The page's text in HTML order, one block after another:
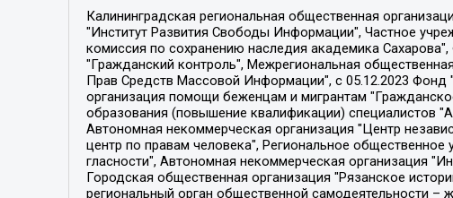
Калининградская региональная общественная организация "Экозащита!-Женсовет", Фонд содействия защите прав и свобод граждан "Общественный вердикт", Фонд "Институт Развития Свободы Информации", Частное учреждение "Информационное агентство МЕМО. РУ", Региональная общественная организация "Общественная комиссия по сохранению наследия академика Сахарова", Фонд поддержки свободы прессы, Санкт-Петербургская общественная правозащитная организация "Гражданский контроль", Межрегиональная общественная организация "Информационно-просветительский центр "Мемориал", Региональный Фонд "Центр Защиты Прав Средств Массовой Информации", с 05.12.2023 Фонд "Центр Защиты Прав Средств массовой информации", Региональная общественная благотворительная организация помощи беженцам и мигрантам "Гражданское содействие", Негосударственное образовательное учреждение дополнительного профессионального образования (повышение квалификации) специалистов "АКАДЕМИЯ ПО ПРАВАМ ЧЕЛОВЕКА", Свердловская региональная общественная организация "Сутяжник", Автономная некоммерческая организация "Центр независимых социологических исследований", Союз общественных объединений "Российский исследовательский центр по правам человека", Региональное общественное учреждение научно-информационный центр "МЕМОРИАЛ", Некоммерческая организация "Фонд защиты гласности", Автономная некоммерческая организация "Институт прав человека", Городская общественная организация "Екатеринбургское общество "МЕМОРИАЛ", Городская общественная организация "Рязанское историко-просветительское и правозащитное общество "Мемориал" (Рязанский Мемориал), Челябинский региональный орган общественной самодеятельности – женское общественное объединение "Женщины Евразии", Челябинский региональный орган общественной самодеятельности "Уральская правозащитная группа", Фонд содействия защите здоровья и социальной справедливости имени Андрея Рылькова, Автономная Некоммерческая Организация "Аналитический Центр Юрия Левады", Автономная некоммерческая организация социальной поддержки населения "Проект Апрель", Региональная общественная организация помощи женщинам и детям, находящимся в кризисной ситуации "Информационно-методический центр "Анна", Фонд содействия развитию массовых коммуникаций и правовому просвещению "Так-так-Так", Фонд содействия устойчивому развитию "Серебряная тайга", Свердловский региональный общественный фонд социальных проектов "Новое время", "Idel.Реалии", Кавказ.Реалии, Крым.Реалии, Телеканал Настоящее Время, Татаро-башкирская служба Радио Свобода (Azatliq Radiosi), Радио Свободная Европа/Радио Свобода (PCE/PC), "Сибирь.Реалии", "Фактограф", Благотворительный фонд помощи осужденным и их семьям, Автономная некоммерческая организация "Институт глобализации и социальных движений", Фонд "В защиту прав заключенных", Частное учреждение "Центр поддержки и содействия развитию средств массовой информации", Пензенский региональный общественный благотворительный фонд "Гражданский союз", "Север.Реалии", Некоммерческая организация Фонд "Правовая инициатива", Общество с ограниченной ответственностью "Радио Свободная Европа/Радио Свобода", Чешское информационное агентство "MEDIUM-ORIENT", Красноярская региональная общественная организация "Мы против СПИДа", Камалягин Денис Николаевич, Маркелов Сергей Евгеньевич, Пономарев Лев Александрович, Савицкая Людмила Алексеевна, Автономная некоммерческая